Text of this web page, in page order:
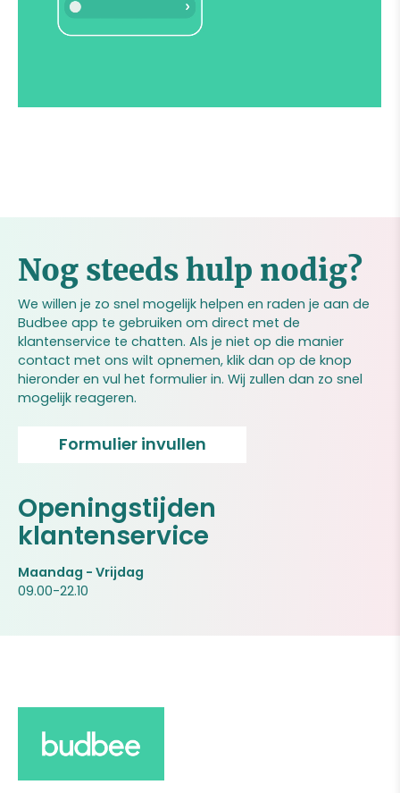
Nog steeds hulp nodig?
We willen je zo snel mogelijk helpen en raden je aan de
Budbee app te gebruiken om direct met de
klantenservice te chatten. Als je niet op die manier
contact met ons wilt opnemen, klik dan op de knop
hieronder en vul het formulier in. Wij zullen dan zo snel
mogelijk reageren.
Formulier invullen
Openingstijden
klantenservice
Maandag - Vrijdag
09.00-22.10